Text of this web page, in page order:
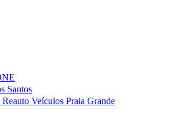
Santos
Reauto Veículos Praia Grande